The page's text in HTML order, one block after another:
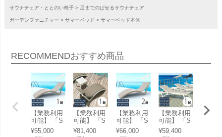
サウナチェア・ととのい椅子 足までのばせるサウナチェア
ガーデンファニチャー サマーベッド サマーベッド本体
RECOMMENDおすすめ商品
【業務利用
可能】 「S
E SLIM エ
スイー スリ
¥55,000
【業務利用
可能】 「S
E SLIM エ
スイー スリ
¥81,400
【業務利用
可能】 「S
E SLIM エ
スイー スリ
¥66,000
【業務利用
可能】 「S
E PACIFIC
エスイー パ
¥59,400
【業